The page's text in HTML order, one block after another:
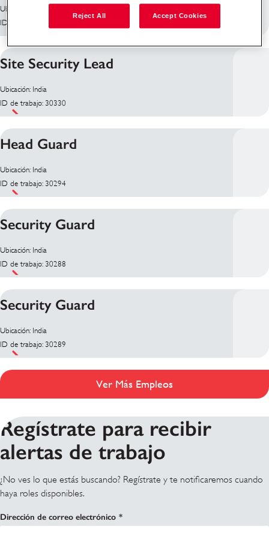
Ubicación: India
ID de trabajo: 30438
Site Security Lead
Ubicación: India
ID de trabajo: 30330
Head Guard
Ubicación: India
ID de trabajo: 30294
Security Guard
Ubicación: India
ID de trabajo: 30288
Security Guard
Ubicación: India
ID de trabajo: 30289
Ver Más Empleos
Regístrate para recibir
alertas de trabajo
¿No ves lo que estás buscando? Regístrate y te notificaremos cuando
haya roles disponibles.
Dirección de correo electrónico
Reject All Accept Cookies